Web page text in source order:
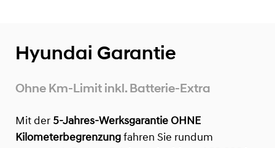
Hyundai Garantie
Ohne Km-Limit inkl. Batterie-Extra
Mit der 5-Jahres-Werksgarantie OHNE
Kilometerbegrenzung fahren Sie rundum